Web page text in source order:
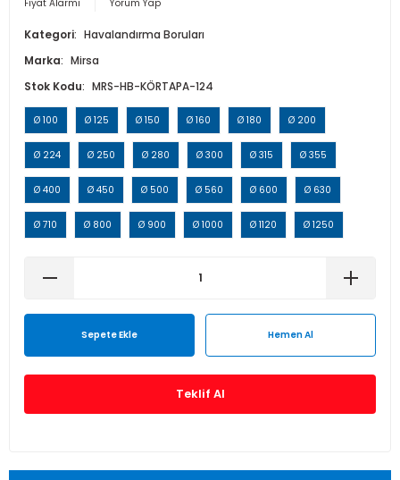
Fiyat Alarmı Yorum Yap
Kategori
Havalandırma Boruları
Marka
Mirsa
Stok Kodu
MRS-HB-KÖRTAPA-124
Ø 100 Ø 125 Ø 150 Ø 160 Ø 180 Ø 200
Ø 224 Ø 250 Ø 280 Ø 300 Ø 315 Ø 355
Ø 400 Ø 450 Ø 500 Ø 560 Ø 600 Ø 630
Ø 710 Ø 800 Ø 900 Ø 1000 Ø 1120 Ø 1250
Sepete Ekle Hemen Al
Teklif Al